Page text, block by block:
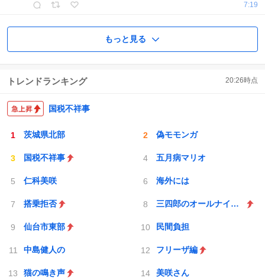
7:19
もっと見る
トレンドランキング 20:26時点
国税不祥事
茨城県北部 偽モモンガ
国税不祥事 五月病マリオ
仁科美咲 海外には
搭乗拒否 三四郎のオールナイトニッポン0
仙台市東部 民間負担
中島健人の フリーザ編
猫の鳴き声 美咲さん